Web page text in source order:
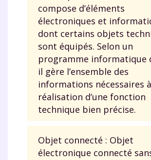
compose d’éléments
électroniques et
dont certains objets
sont équipés. Selon un
programme informatique
il gère l’ensemble des
informations nécessaires
réalisation d’une fonction
technique bien précise.
Objet connecté : Objet
électronique connecté